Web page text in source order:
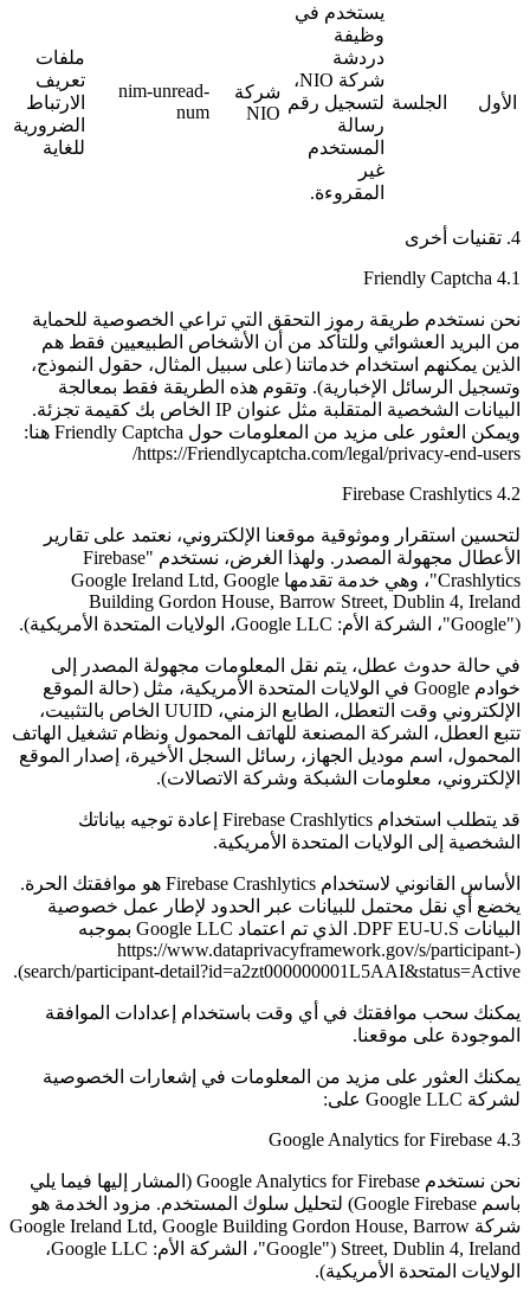
الأول الجلسة
يستخدم في
وظيفة
دردشة
شركة NIO،
لتسجيل رقم
رسالة
المستخدم
غير
المقروءة.
شركة
NIO
nim-unread-
num
ملفات
تعريف
الارتباط
الضرورية
للغاية
4. تقنيات أخرى
4.1 Friendly Captcha
نحن نستخدم طريقة رموز التحقق التي تراعي الخصوصية للحماية
من البريد العشوائي وللتأكد من أن الأشخاص الطبيعيين فقط هم
الذين يمكنهم استخدام خدماتنا (على سبيل المثال، حقول النموذج،
وتسجيل الرسائل الإخبارية). وتقوم هذه الطريقة فقط بمعالجة
البيانات الشخصية المتقلبة مثل عنوان IP الخاص بك كقيمة تجزئة.
ويمكن العثور على مزيد من المعلومات حول Friendly Captcha هنا:
https://Friendlycaptcha.com/legal/privacy-end-users/
4.2 Firebase Crashlytics
لتحسين استقرار وموثوقية موقعنا الإلكتروني، نعتمد على تقارير
الأعطال مجهولة المصدر. ولهذا الغرض، نستخدم "Firebase
Crashlytics"، وهي خدمة تقدمها Google Ireland Ltd, Google
Building Gordon House, Barrow Street, Dublin 4, Ireland
("Google"، الشركة الأم: Google LLC، الولايات المتحدة الأمريكية).
في حالة حدوث عطل، يتم نقل المعلومات مجهولة المصدر إلى
خوادم Google في الولايات المتحدة الأمريكية، مثل (حالة الموقع
الإلكتروني وقت التعطل، الطابع الزمني، UUID الخاص بالتثبيت،
تتبع العطل، الشركة المصنعة للهاتف المحمول ونظام تشغيل الهاتف
المحمول، اسم موديل الجهاز، رسائل السجل الأخيرة، إصدار الموقع
الإلكتروني، معلومات الشبكة وشركة الاتصالات).
قد يتطلب استخدام Firebase Crashlytics إعادة توجيه بياناتك
الشخصية إلى الولايات المتحدة الأمريكية.
الأساس القانوني لاستخدام Firebase Crashlytics هو موافقتك الحرة.
يخضع أي نقل محتمل للبيانات عبر الحدود لإطار عمل خصوصية
البيانات DPF EU-U.S. الذي تم اعتماد Google LLC بموجبه
(https://www.dataprivacyframework.gov/s/participant-
search/participant-detail?id=a2zt000000001L5AAI&status=Active).
يمكنك سحب موافقتك في أي وقت باستخدام إعدادات الموافقة
الموجودة على موقعنا.
يمكنك العثور على مزيد من المعلومات في إشعارات الخصوصية
لشركة Google LLC على:
4.3 Google Analytics for Firebase
نحن نستخدم Google Analytics for Firebase (المشار إليها فيما يلي
باسم Google Firebase) لتحليل سلوك المستخدم. مزود الخدمة هو
شركة Google Ireland Ltd, Google Building Gordon House, Barrow
Street, Dublin 4, Ireland ("Google"، الشركة الأم: Google LLC،
الولايات المتحدة الأمريكية).